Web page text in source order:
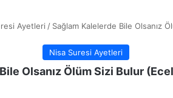
Ayetleri / Sağlam Kalelerde Bile Olsanız
Nisa Suresi Ayetleri
Olsanız Ölüm Sizi Bulur